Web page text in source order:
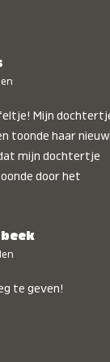
Mijn
toonde haar
mijn dochtertje
door het
te geven!